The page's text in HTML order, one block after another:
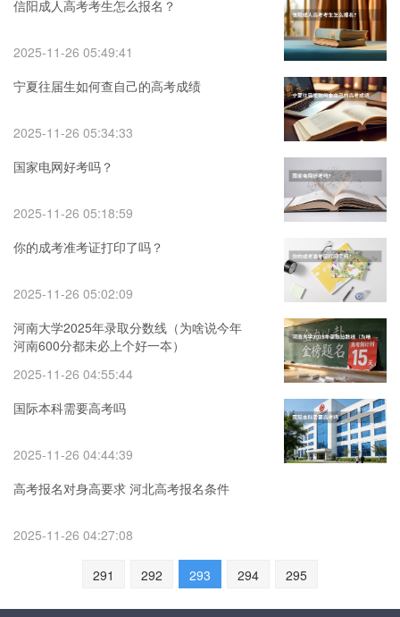
信阳成人高考考生怎么报名？
2025-11-26 05:49:41
宁夏往届生如何查自己的高考成绩
2025-11-26 05:34:33
国家电网好考吗？
2025-11-26 05:18:59
你的成考准考证打印了吗？
2025-11-26 05:02:09
河南大学2025年录取分数线（为啥说今年
河南600分都未必上个好一夲）
2025-11-26 04:55:44
国际本科需要高考吗
2025-11-26 04:44:39
高考报名对身高要求 河北高考报名条件
2025-11-26 04:27:08
291 292 293 294 295